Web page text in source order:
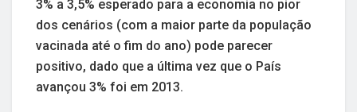
3% a 3,5% esperado para a economia no pior
dos cenários (com a maior parte da população
vacinada até o fim do ano) pode parecer
positivo, dado que a última vez que o País
avançou 3% foi em 2013.